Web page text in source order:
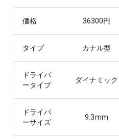
価格 36300円
タイプ カナル型
ドライバ
ータイプ
ダイナミック
ドライバ
ーサイズ
9.3mm